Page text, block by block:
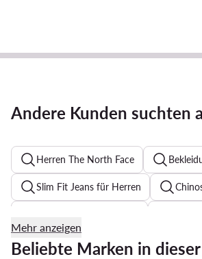
Andere Kunden suchten
Herren The North Face
Slim Fit Jeans für Herren
Tommy Hilfiger Poloshirts für Herren
Mehr anzeigen
Beliebte Marken in